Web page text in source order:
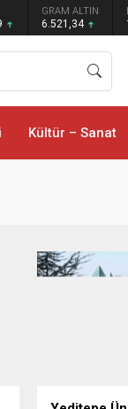
GRAM ALTIN
6.521,34
Kültür – Sanat